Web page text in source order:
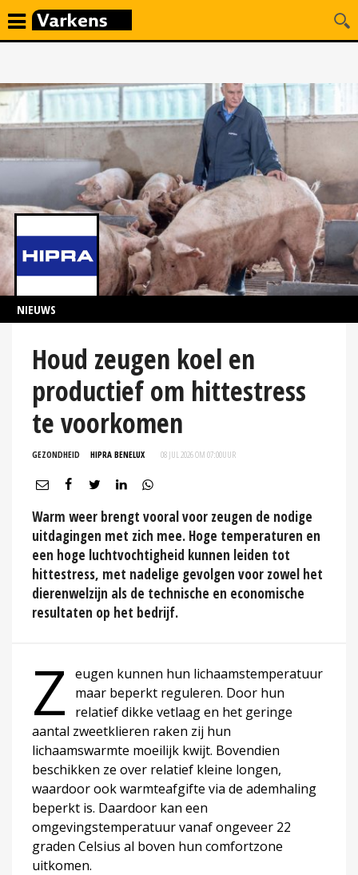
NIEUWS
Houd zeugen koel en
productief om hittestress
te voorkomen
GEZONDHEID HIPRA BENELUX 08 JUL 2026 OM 07:00UUR
Warm weer brengt vooral voor zeugen de nodige
uitdagingen met zich mee. Hoge temperaturen en
een hoge luchtvochtigheid kunnen leiden tot
hittestress, met nadelige gevolgen voor zowel het
dierenwelzijn als de technische en economische
resultaten op het bedrijf.
Z eugen kunnen hun lichaamstemperatuur
maar beperkt reguleren. Door hun
relatief dikke vetlaag en het geringe
aantal zweetklieren raken zij hun
lichaamswarmte moeilijk kwijt. Bovendien
beschikken ze over relatief kleine longen,
waardoor ook warmteafgifte via de ademhaling
beperkt is. Daardoor kan een
omgevingstemperatuur vanaf ongeveer 22
graden Celsius al boven hun comfortzone
uitkomen.